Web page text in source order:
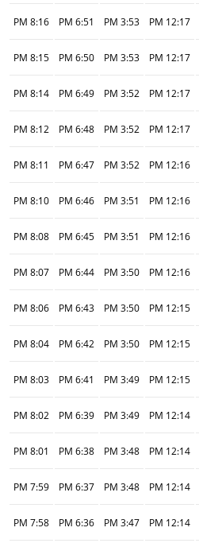
12:17 PM
3:53 PM
6:51 PM
8:16 PM
12:17 PM
3:53 PM
6:50 PM
8:15 PM
12:17 PM
3:52 PM
6:49 PM
8:14 PM
12:17 PM
3:52 PM
6:48 PM
8:12 PM
12:16 PM
3:52 PM
6:47 PM
8:11 PM
12:16 PM
3:51 PM
6:46 PM
8:10 PM
12:16 PM
3:51 PM
6:45 PM
8:08 PM
12:16 PM
3:50 PM
6:44 PM
8:07 PM
12:15 PM
3:50 PM
6:43 PM
8:06 PM
12:15 PM
3:50 PM
6:42 PM
8:04 PM
12:15 PM
3:49 PM
6:41 PM
8:03 PM
12:14 PM
3:49 PM
6:39 PM
8:02 PM
12:14 PM
3:48 PM
6:38 PM
8:01 PM
12:14 PM
3:48 PM
6:37 PM
7:59 PM
12:14 PM
3:47 PM
6:36 PM
7:58 PM